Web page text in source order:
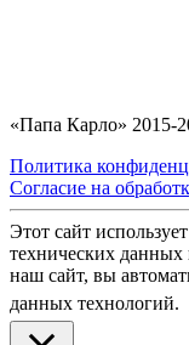
«Папа Карло» 2015-
Политика
Согласие на
Этот сайт
технических данных
наш сайт, вы
данных технологий.